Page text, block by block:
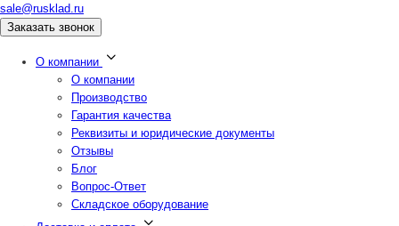
sale@rusklad.ru
Заказать звонок
О компании
О компании
Производство
Гарантия качества
Реквизиты и юридические документы
Отзывы
Блог
Вопрос-Ответ
Складское оборудование